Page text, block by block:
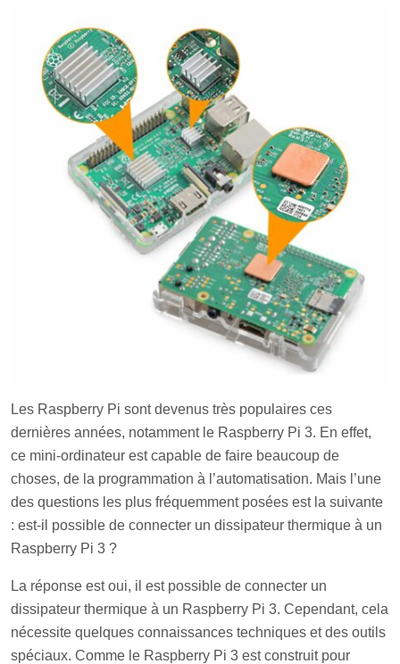
Les Raspberry Pi sont devenus très populaires ces
dernières années, notamment le Raspberry Pi 3. En effet,
ce mini-ordinateur est capable de faire beaucoup de
choses, de la programmation à l’automatisation. Mais l’une
des questions les plus fréquemment posées est la suivante
: est-il possible de connecter un dissipateur thermique à un
Raspberry Pi 3 ?
La réponse est oui, il est possible de connecter un
dissipateur thermique à un Raspberry Pi 3. Cependant, cela
nécessite quelques connaissances techniques et des outils
spéciaux. Comme le Raspberry Pi 3 est construit pour